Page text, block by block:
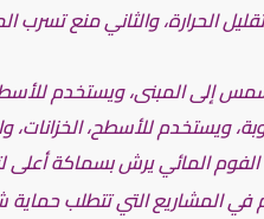
الحرارة، والثاني منع
إلى المبنى، ويستخدم
ويستخدم للأسطح، الخزانات،
الفوم المائي يرش بسماكة أعلى
المشاريع التي تتطلب حماية